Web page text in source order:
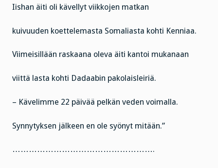
Iishan äiti oli kävellyt viikkojen matkan
kuivuuden koettelemasta Somaliasta kohti Kenniaa.
Viimeisillään raskaana oleva äiti kantoi mukanaan
viittä lasta kohti Dadaabin pakolaisleiriä.
– Kävelimme 22 päivää pelkän veden voimalla.
Synnytyksen jälkeen en ole syönyt mitään.”
…………………………………………….